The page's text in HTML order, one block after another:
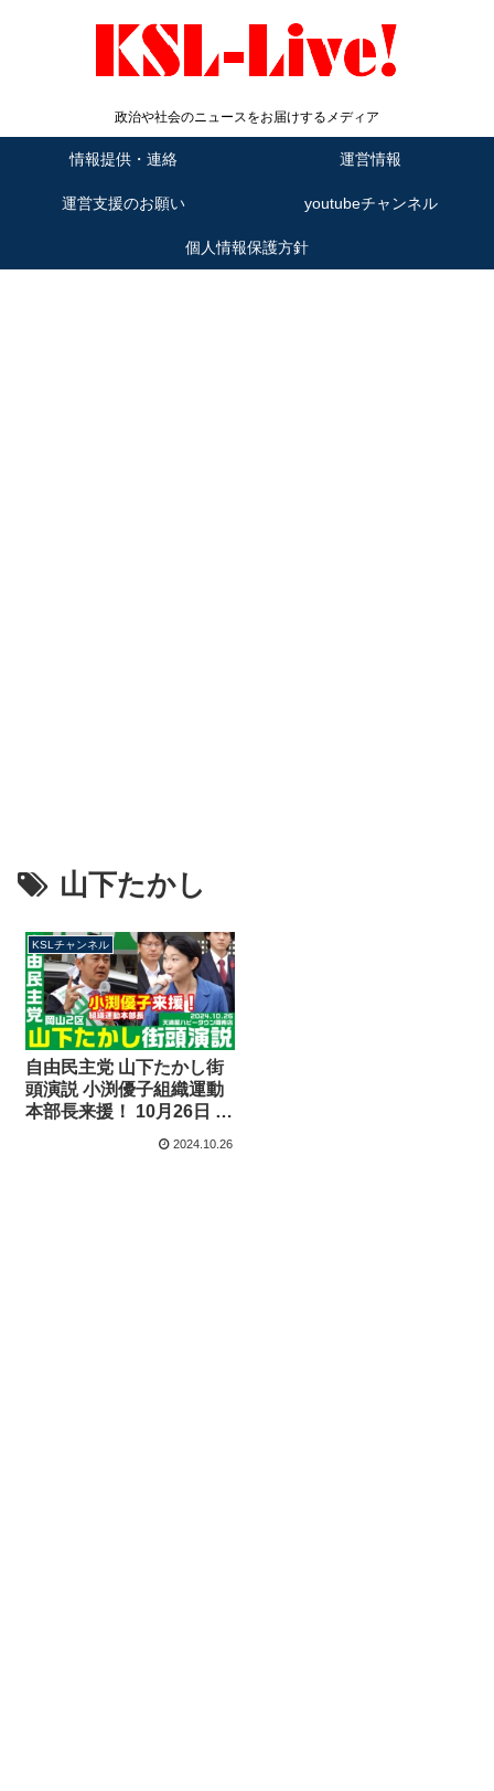
政治や社会のニュースをお届けするメディア
情報提供・連絡 運営情報
運営支援のお願い youtubeチャンネル
個人情報保護方針
山下たかし
KSLチャンネル
自由民主党 山下たかし街
頭演説 小渕優子組織運動
本部長来援！ 10月26日 天
（岡山2区）衆院選
2024.10.26